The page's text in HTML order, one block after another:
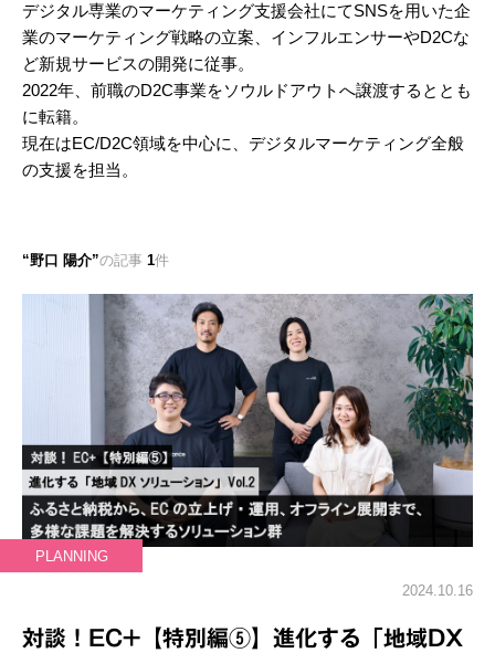
デジタル専業のマーケティング支援会社にてSNSを用いた企
業のマーケティング戦略の立案、インフルエンサーやD2Cな
ど新規サービスの開発に従事。
2022年、前職のD2C事業をソウルドアウトへ譲渡するととも
に転籍。
現在はEC/D2C領域を中心に、デジタルマーケティング全般
の支援を担当。
野口 陽介 の記事 1件
PLANNING
2024.10.16
対談！EC+【特別編⑤】進化する「地域DX